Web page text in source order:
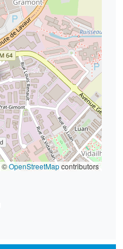
©OpenStreetMapcontributors